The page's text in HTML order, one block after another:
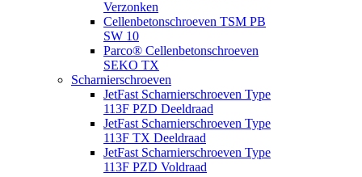
Verzonken
Cellenbetonschroeven TSM PB
SW 10
Parco® Cellenbetonschroeven
SEKO TX
Scharnierschroeven
JetFast Scharnierschroeven Type
113F PZD Deeldraad
JetFast Scharnierschroeven Type
113F TX Deeldraad
JetFast Scharnierschroeven Type
113F PZD Voldraad